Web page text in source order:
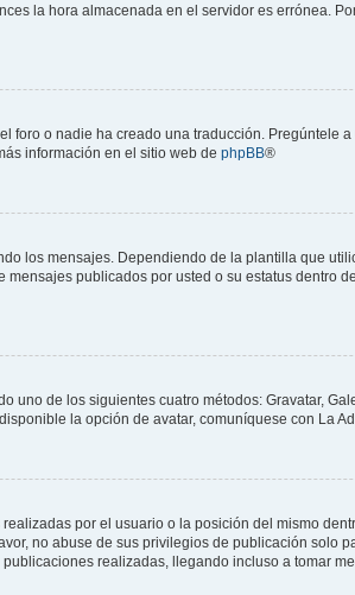
la hora almacenada en el servidor es errónea.
o nadie ha creado una traducción. Pregúntele
información en el sitio web de phpBB®
los mensajes. Dependiendo de la plantilla que
publicados por usted o su estatus dentro
uno de los siguientes cuatro métodos: Gravatar,
la opción de avatar, comuníquese con La
por el usuario o la posición del mismo
no abuse de sus privilegios de publicación solo
realizadas, llegando incluso a tomar